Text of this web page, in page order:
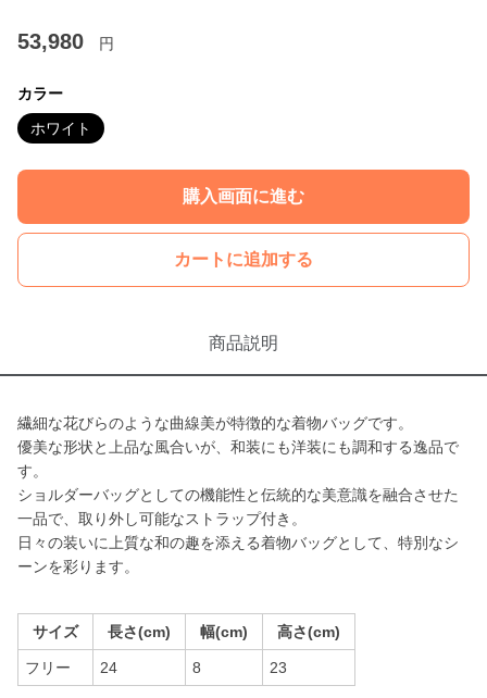
53,980 円
カラー
ホワイト
購入画面に進む
カートに追加する
商品説明
繊細な花びらのような曲線美が特徴的な着物バッグです。
優美な形状と上品な風合いが、和装にも洋装にも調和する逸品で
す。
ショルダーバッグとしての機能性と伝統的な美意識を融合させた
一品で、取り外し可能なストラップ付き。
日々の装いに上質な和の趣を添える着物バッグとして、特別なシ
ーンを彩ります。
サイズ 長さ(cm) 幅(cm) 高さ(cm)
フリー 24 8 23